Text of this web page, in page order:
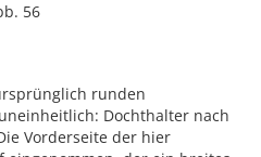
56
runden
Dochthalter nach
Vorderseite der hier